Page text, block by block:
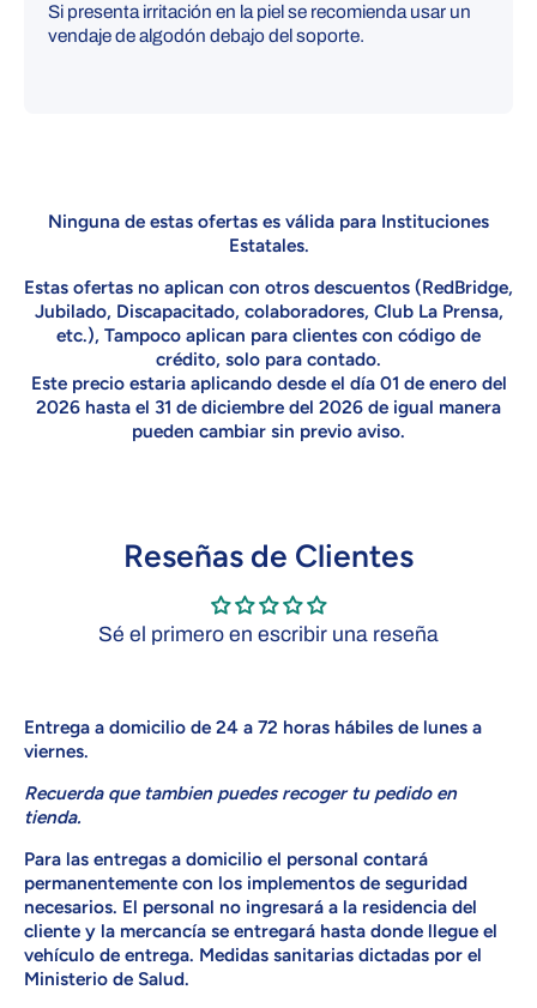
Si presenta irritación en la piel se recomienda usar un
vendaje de algodón debajo del soporte.
Ninguna de estas ofertas es válida para Instituciones
Estatales.
Estas ofertas no aplican con otros descuentos (RedBridge,
Jubilado, Discapacitado, colaboradores, Club La Prensa,
etc.), Tampoco aplican para clientes con código de
crédito, solo para contado.
Este precio estaria aplicando desde el día 01 de enero del
2026 hasta el 31 de diciembre del 2026 de igual manera
pueden cambiar sin previo aviso.
Reseñas de Clientes
Sé el primero en escribir una reseña
Entrega a domicilio de 24 a 72 horas hábiles de lunes a
viernes.
Recuerda que tambien puedes recoger tu pedido en
tienda.
Para las entregas a domicilio el personal contará
permanentemente con los implementos de seguridad
necesarios. El personal no ingresará a la residencia del
cliente y la mercancía se entregará hasta donde llegue el
vehículo de entrega. Medidas sanitarias dictadas por el
Ministerio de Salud.